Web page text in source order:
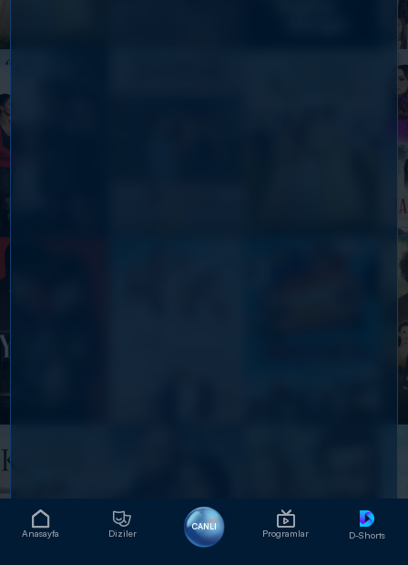
Anasayfa Diziler
CANLI
Programlar D-Shorts